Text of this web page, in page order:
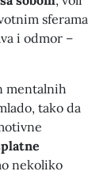
sferama
i odmor –
mentalnih
tako da
nekoliko